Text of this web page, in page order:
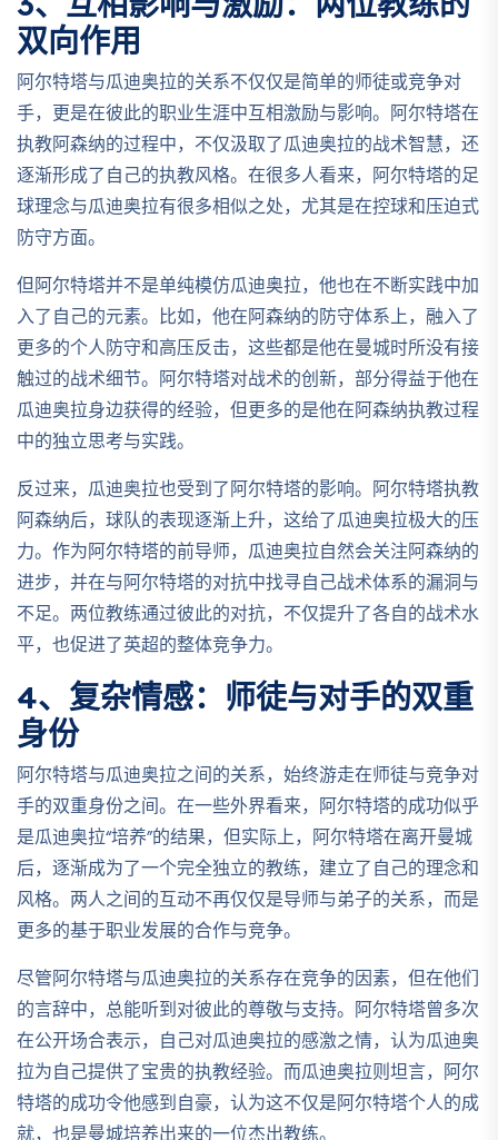
双向作用
阿尔特塔与瓜迪奥拉的关系不仅仅是简单的师徒或竞争对
手，更是在彼此的职业生涯中互相激励与影响。阿尔特塔在
执教阿森纳的过程中，不仅汲取了瓜迪奥拉的战术智慧，还
逐渐形成了自己的执教风格。在很多人看来，阿尔特塔的足
球理念与瓜迪奥拉有很多相似之处，尤其是在控球和压迫式
防守方面。
但阿尔特塔并不是单纯模仿瓜迪奥拉，他也在不断实践中加
入了自己的元素。比如，他在阿森纳的防守体系上，融入了
更多的个人防守和高压反击，这些都是他在曼城时所没有接
触过的战术细节。阿尔特塔对战术的创新，部分得益于他在
瓜迪奥拉身边获得的经验，但更多的是他在阿森纳执教过程
中的独立思考与实践。
反过来，瓜迪奥拉也受到了阿尔特塔的影响。阿尔特塔执教
阿森纳后，球队的表现逐渐上升，这给了瓜迪奥拉极大的压
力。作为阿尔特塔的前导师，瓜迪奥拉自然会关注阿森纳的
进步，并在与阿尔特塔的对抗中找寻自己战术体系的漏洞与
不足。两位教练通过彼此的对抗，不仅提升了各自的战术水
平，也促进了英超的整体竞争力。
4、复杂情感：师徒与对手的双重
身份
阿尔特塔与瓜迪奥拉之间的关系，始终游走在师徒与竞争对
手的双重身份之间。在一些外界看来，阿尔特塔的成功似乎
是瓜迪奥拉“培养”的结果，但实际上，阿尔特塔在离开曼城
后，逐渐成为了一个完全独立的教练，建立了自己的理念和
风格。两人之间的互动不再仅仅是导师与弟子的关系，而是
更多的基于职业发展的合作与竞争。
尽管阿尔特塔与瓜迪奥拉的关系存在竞争的因素，但在他们
的言辞中，总能听到对彼此的尊敬与支持。阿尔特塔曾多次
在公开场合表示，自己对瓜迪奥拉的感激之情，认为瓜迪奥
拉为自己提供了宝贵的执教经验。而瓜迪奥拉则坦言，阿尔
特塔的成功令他感到自豪，认为这不仅是阿尔特塔个人的成